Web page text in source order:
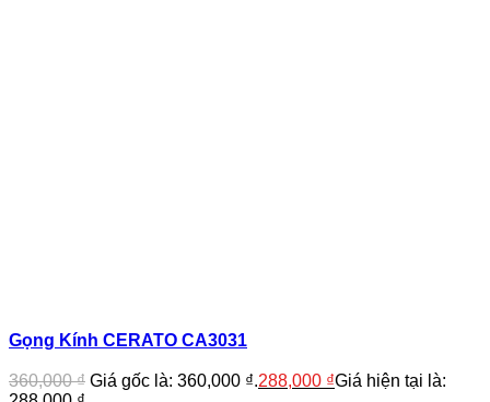
Gọng Kính CERATO CA3031
360,000₫ Giá gốc là: 360,000 ₫.288,000 ₫Giá hiện tại là: